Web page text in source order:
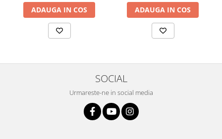
din viața ta -model cu flori!
ADAUGA IN COS
din viața ta model
dreptungi!
ADAUGA IN COS
SOCIAL
Urmareste-ne in social media